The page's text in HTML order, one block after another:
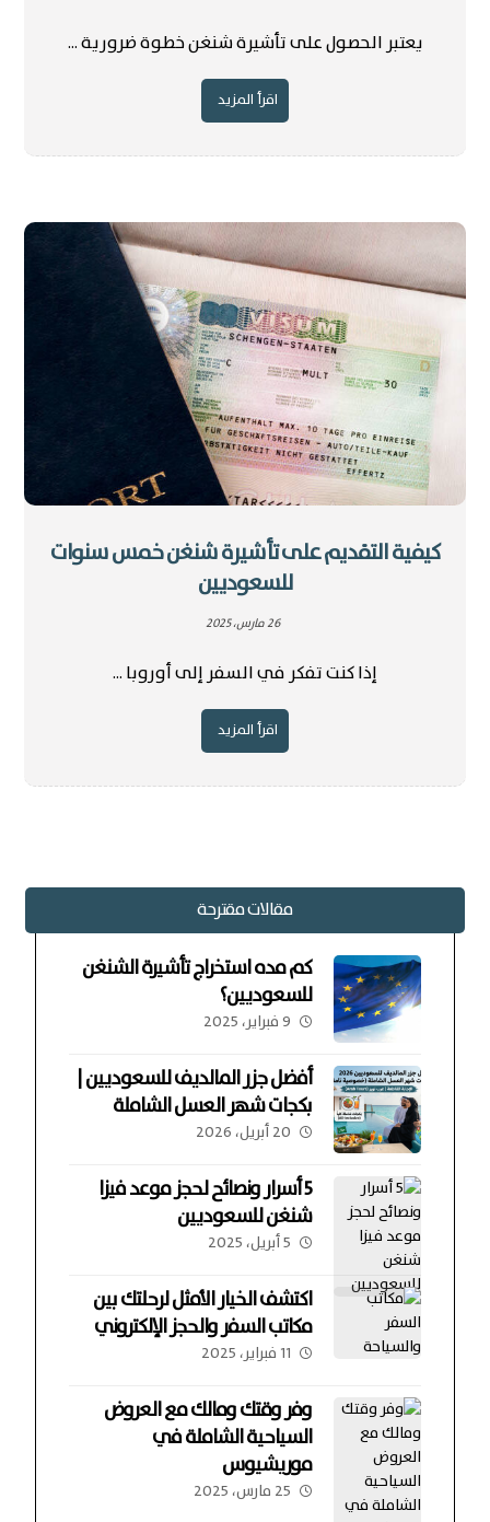
يعتبر الحصول على تأشيرة شنغن خطوة ضرورية ...
اقرأ المزيد
كيفية التقديم على تأشيرة شنغن خمس سنوات
للسعوديين
26 مارس، 2025
إذا كنت تفكر في السفر إلى أوروبا ...
اقرأ المزيد
مقالات مقترحة
كم مده استخراج تأشيرة الشنغن
للسعوديين؟
9 فبراير، 2025
أفضل جزر المالديف للسعوديين |
بكجات شهر العسل الشاملة
20 أبريل، 2026
5 أسرار ونصائح لحجز موعد فيزا
شنغن للسعوديين
5 أبريل، 2025
اكتشف الخيار الأمثل لرحلتك بين
مكاتب السفر والحجز الإلكتروني
11 فبراير، 2025
وفر وقتك ومالك مع العروض
السياحية الشاملة في
موريشيوس
25 مارس، 2025